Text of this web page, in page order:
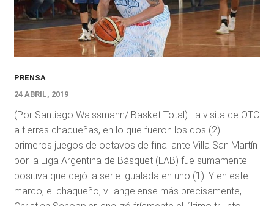
PRENSA
24 ABRIL, 2019
(Por Santiago Waissmann/ Basket Total) La visita de OTC
a tierras chaqueñas, en lo que fueron los dos (2)
primeros juegos de octavos de final ante Villa San Martín
por la Liga Argentina de Básquet (LAB) fue sumamente
positiva que dejó la serie igualada en uno (1). Y en este
marco, el chaqueño, villangelense más precisamente,